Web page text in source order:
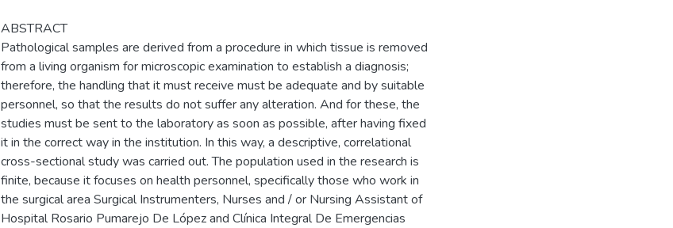
ABSTRACT
Pathological samples are derived from a procedure in which tissue is removed
from a living organism for microscopic examination to establish a diagnosis;
therefore, the handling that it must receive must be adequate and by suitable
personnel, so that the results do not suffer any alteration. And for these, the
studies must be sent to the laboratory as soon as possible, after having fixed
it in the correct way in the institution. In this way, a descriptive, correlational
cross-sectional study was carried out. The population used in the research is
finite, because it focuses on health personnel, specifically those who work in
the surgical area Surgical Instrumenters, Nurses and / or Nursing Assistant of
Hospital Rosario Pumarejo De López and Clínica Integral De Emergencias